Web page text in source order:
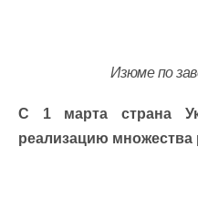
Изюме по
С 1 марта страна
реализацию множества